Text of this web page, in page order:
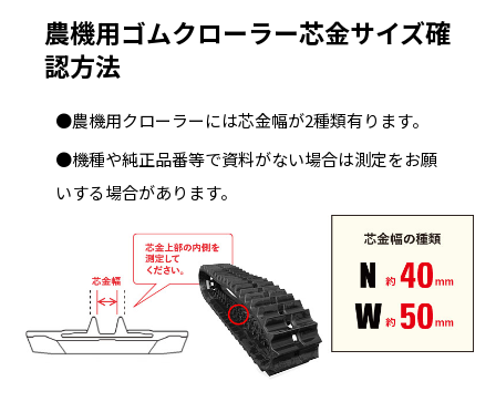
農機用ゴムクローラー芯金サイズ確
認方法
●農機用クローラーには芯金幅が2種類有ります。
●機種や純正品番等で資料がない場合は測定をお願
いする場合があります。